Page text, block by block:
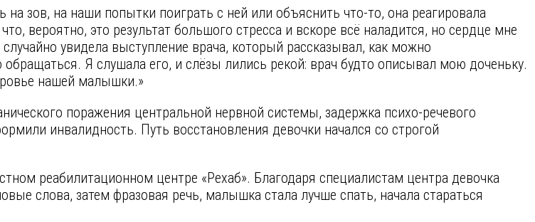
на зов, на наши попытки поиграть с ней или объяснить что-то, она реагировала
вероятно, это результат большого стресса и вскоре всё наладится, но сердце мне
увидела выступление врача, который рассказывал, как можно
Я слушала его, и слёзы лились рекой: врач будто описывал мою доченьку.
нашей малышки.»
поражения центральной нервной системы, задержка психо-речевого
инвалидность. Путь восстановления девочки начался со строгой
реабилитационном центре «Рехаб». Благодаря специалистам центра девочка
слова, затем фразовая речь, малышка стала лучше спать, начала стараться